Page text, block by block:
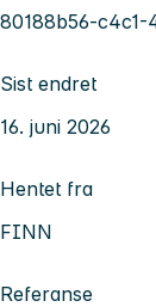
80188b56-
Sist endret
16. juni 2026
Hentet fra
FINN
Referanse